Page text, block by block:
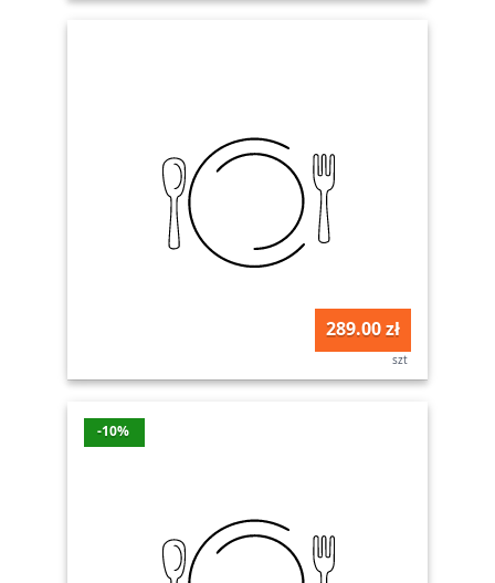
289.00 zł
szt
-10%